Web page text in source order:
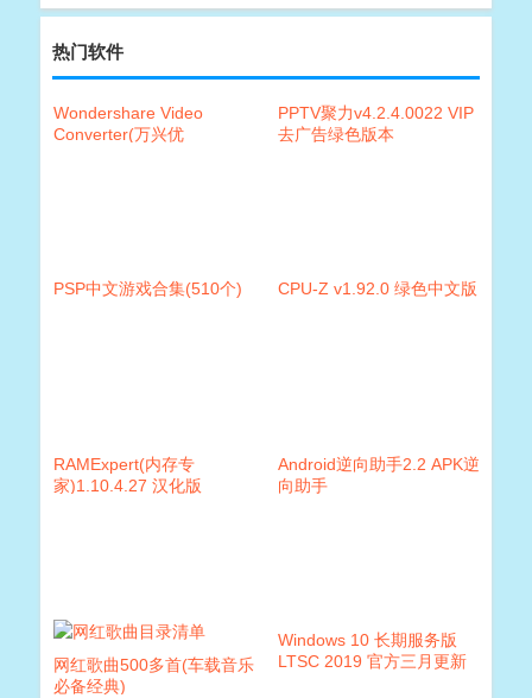
热门软件
Wondershare Video
Converter(万兴优
PPTV聚力v4.2.4.0022 VIP
去广告绿色版本
PSP中文游戏合集(510个) CPU-Z v1.92.0 绿色中文版
RAMExpert(内存专
家)1.10.4.27 汉化版
Android逆向助手2.2 APK逆
向助手
网红歌曲500多首(车载音乐
必备经典)
Windows 10 长期服务版
LTSC 2019 官方三月更新